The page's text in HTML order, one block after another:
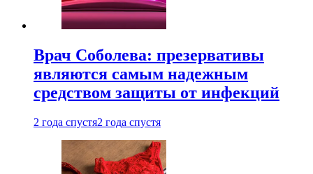
Врач Соболева: презервативы
являются самым надежным
средством защиты от инфекций
2 года спустя2 года спустя